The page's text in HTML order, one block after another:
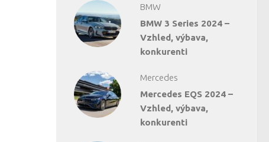
BMW
BMW 3 Series 2024 –
Vzhled, výbava,
konkurenti
Mercedes
Mercedes EQS 2024 –
Vzhled, výbava,
konkurenti